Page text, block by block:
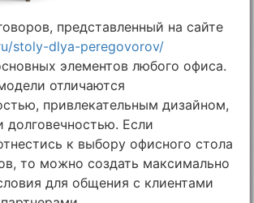
представленный на сайте
stoly-dlya-peregovorov/
элементов любого офиса.
отличаются
привлекательным дизайном,
долговечностью. Если
к выбору офисного стола
то можно создать максимально
для общения с клиентами